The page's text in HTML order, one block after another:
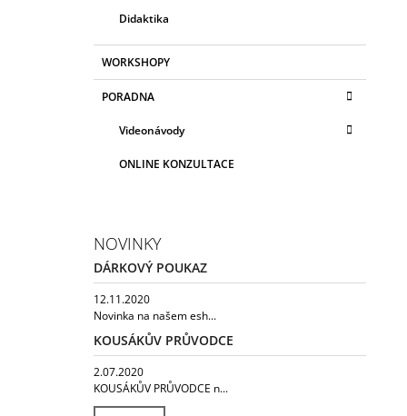
Didaktika
WORKSHOPY
PORADNA
Videonávody
ONLINE KONZULTACE
NOVINKY
DÁRKOVÝ POUKAZ
12.11.2020
Novinka na našem esh...
KOUSÁKŮV PRŮVODCE
2.07.2020
KOUSÁKŮV PRŮVODCE n...